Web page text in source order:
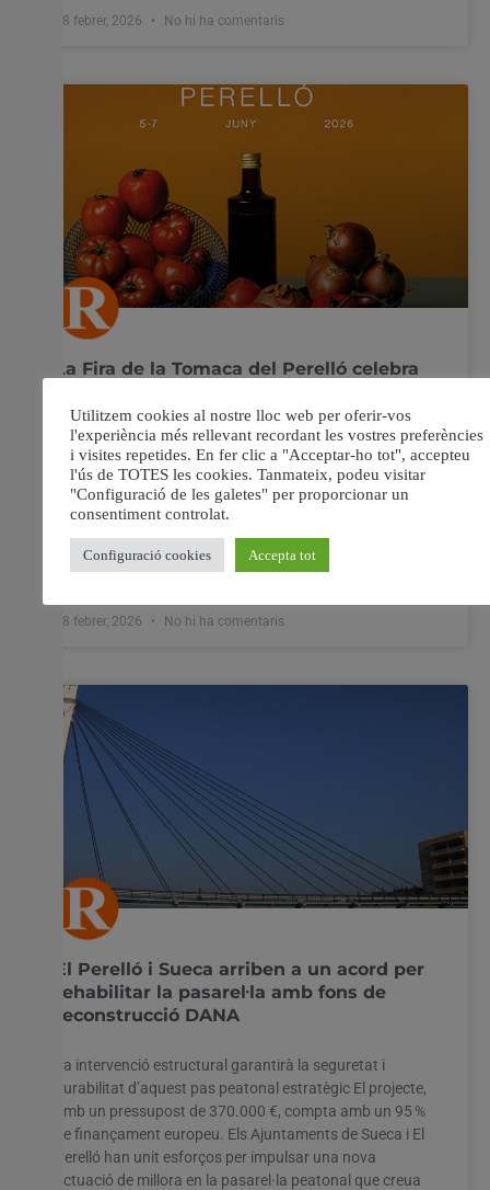
18 febrer, 2026 No hi ha comentaris
La Fira de la Tomaca del Perelló celebra
tradició i gastronomia
El Perelló es prepara per a un cap de setmana dedicat al
producte estrela Millores en el recinte i inscripcions
obertes per als expositors El municipi d’El Perelló acollirà
ja consolidada dins del calendari
18 febrer, 2026 No hi ha comentaris
El Perelló i Sueca arriben a un acord per
rehabilitar la pasarel·la amb fons de
reconstrucció DANA
La intervenció estructural garantirà la seguretat i
durabilitat d’aquest pas peatonal estratègic El projecte,
amb un pressupost de 370.000 €, compta amb un 95 %
de finançament europeu. Els Ajuntaments de Sueca i El
Perelló han unit esforços per impulsar una nova
actuació de millora en la pasarel·la peatonal que creua